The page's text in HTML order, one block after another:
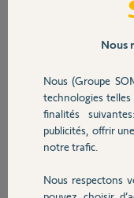
Sécurité
Domotique
Chauffage
dernier impossible de
simultanément sur
vous m'aider c'est
Merci,
gerard F.
il y a plus d'un an
Nous
Nous (Groupe
technologies
finalités
publicités, offrir
notre trafic.
Nous respectons